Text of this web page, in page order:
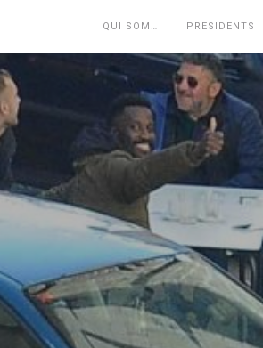
QUI SOM… PRESIDENTS